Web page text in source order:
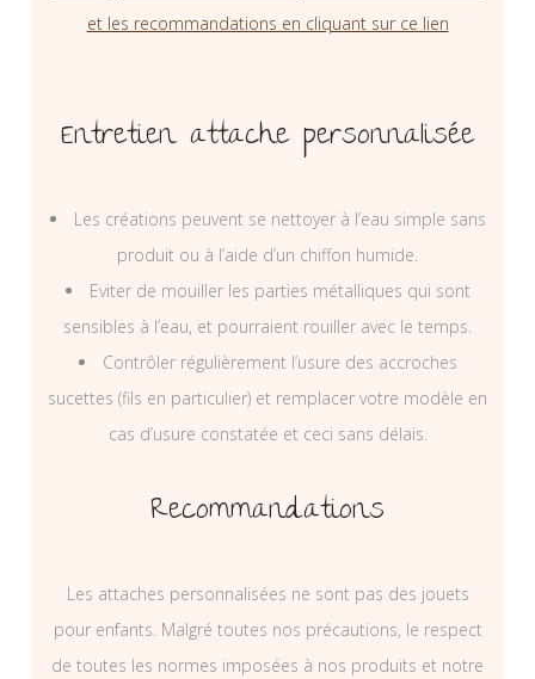
et les recommandations en cliquant sur ce lien
Entretien attache personnalisée
Les créations peuvent se nettoyer à l’eau simple sans
produit ou à l’aide d’un chiffon humide.
Eviter de mouiller les parties métalliques qui sont
sensibles à l’eau, et pourraient rouiller avec le temps.
Contrôler régulièrement l’usure des accroches
sucettes (fils en particulier) et remplacer votre modèle en
cas d’usure constatée et ceci sans délais.
Recommandations
Les attaches personnalisées ne sont pas des jouets
pour enfants. Malgré toutes nos précautions, le respect
de toutes les normes imposées à nos produits et notre